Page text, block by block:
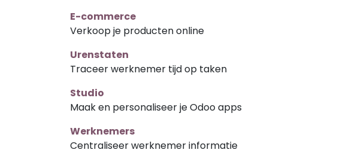
E-commerce
Verkoop je producten online
Urenstaten
Traceer werknemer tijd op taken
Studio
Maak en personaliseer je Odoo apps
Werknemers
Centraliseer werknemer informatie